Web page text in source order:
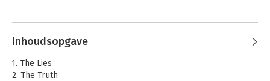
Inhoudsopgave
1. The Lies
2. The Truth